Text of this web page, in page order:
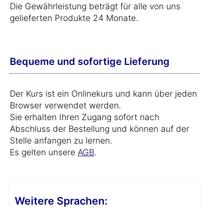
Die Gewährleistung beträgt für alle von uns
gelieferten Produkte 24 Monate.
Bequeme und sofortige Lieferung
Der Kurs ist ein Onlinekurs und kann über jeden
Browser verwendet werden.
Sie erhalten Ihren Zugang sofort nach
Abschluss der Bestellung und können auf der
Stelle anfangen zu lernen.
Es gelten unsere AGB.
Weitere Sprachen: